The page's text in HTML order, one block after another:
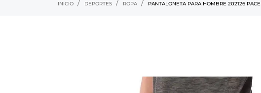
INICIO DEPORTES ROPA PANTALONETA PARA HOMBRE 202126 PACE